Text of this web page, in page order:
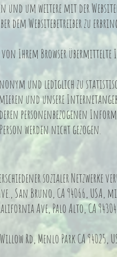
und um weitere mit der
dem Websitebetreiber zu
Ihrem Browser
und lediglich zu
und unsere
personenbezogenen
werden nicht gezogen.
sozialer Netzwerke
San Bruno, CA 94066, USA,
Ave, Palo Alto, CA
Rd, Menlo Park CA 94025,